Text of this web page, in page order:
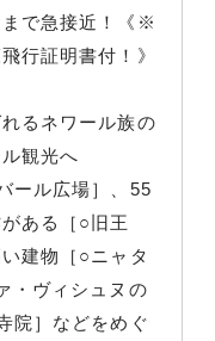
で急接近！《※
行証明書付！》
るネワール族の
観光へ
ール広場］、55
ある［○旧王
建物［○ニャタ
・ヴィシュヌの
院］などをめぐ